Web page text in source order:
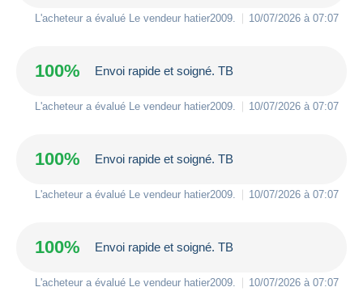
L'acheteur a évalué Le vendeur hatier2009 10/07/2026 à 07:07
100% Envoi rapide et soigné. TB
L'acheteur a évalué Le vendeur hatier2009 10/07/2026 à 07:07
100% Envoi rapide et soigné. TB
L'acheteur a évalué Le vendeur hatier2009 10/07/2026 à 07:07
100% Envoi rapide et soigné. TB
L'acheteur a évalué Le vendeur hatier2009 10/07/2026 à 07:07